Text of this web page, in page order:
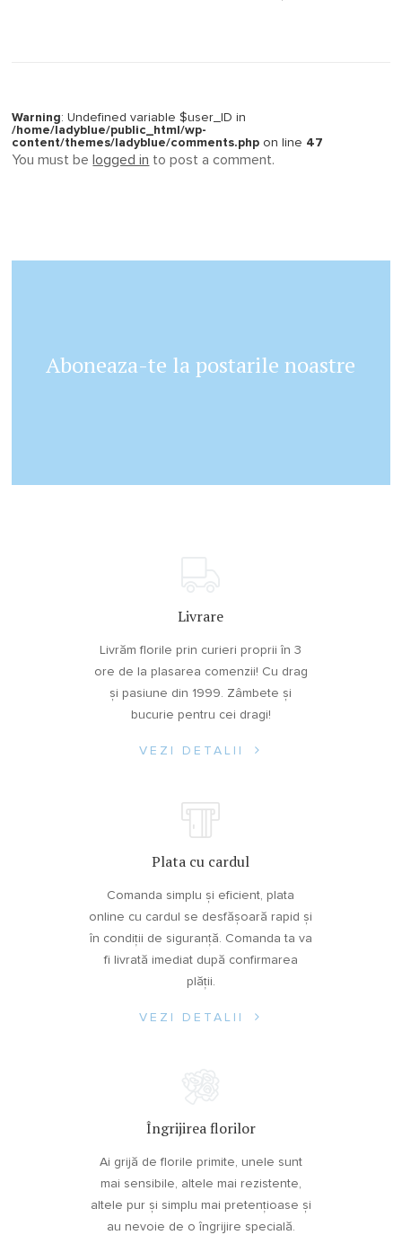
Warning: Undefined variable $user_ID in
/home/ladyblue/public_html/wp-
content/themes/ladyblue/comments.php on line 47
You must be logged in to post a comment.
Aboneaza-te la postarile noastre
Livrare
Livrăm florile prin curieri proprii în 3
ore de la plasarea comenzii! Cu drag
și pasiune din 1999. Zâmbete și
bucurie pentru cei dragi!
VEZI DETALII
Plata cu cardul
Comanda simplu și eficient, plata
online cu cardul se desfășoară rapid și
în condiții de siguranță. Comanda ta va
fi livrată imediat după confirmarea
plății.
VEZI DETALII
Îngrijirea florilor
Ai grijă de florile primite, unele sunt
mai sensibile, altele mai rezistente,
altele pur și simplu mai pretențioase și
au nevoie de o îngrijire specială.